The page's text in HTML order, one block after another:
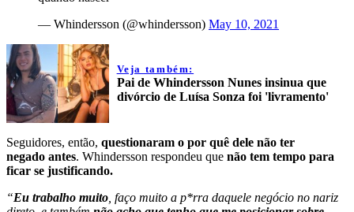
— Whindersson (@whindersson) May 10, 2021
Veja também:
Pai de Whindersson Nunes insinua que
divórcio de Luísa Sonza foi 'livramento'
Seguidores, então, questionaram o por quê dele não ter
negado antes. Whindersson respondeu que não tem tempo para
ficar se justificando.
“Eu trabalho muito , faço muito a p*rra daquele negócio no nariz